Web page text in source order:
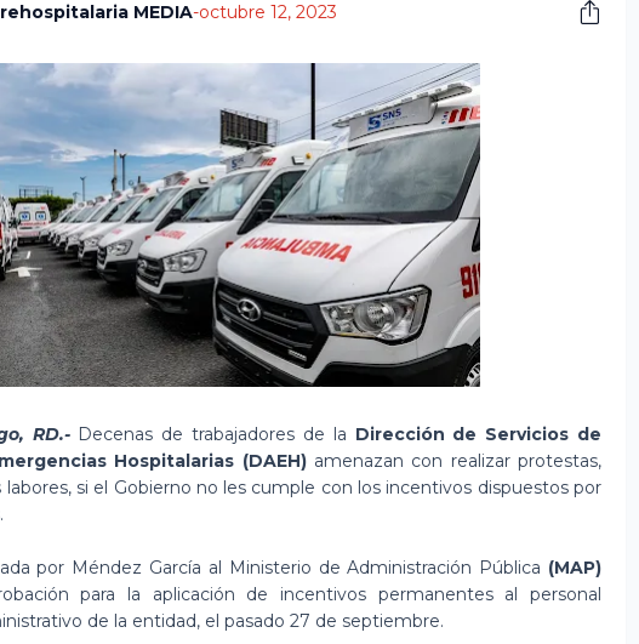
MEDIA-octubre 12, 2023
RD.-Decenas de trabajadores de la Dirección de Servicios de
Hospitalarias (DAEH) amenazan con realizar protestas,
labores, si el Gobierno no les cumple con los incentivos dispuestos por
por Méndez García al Ministerio de Administración Pública (MAP)
para la aplicación de incentivos permanentes al personal
de la entidad, el pasado 27 de septiembre.